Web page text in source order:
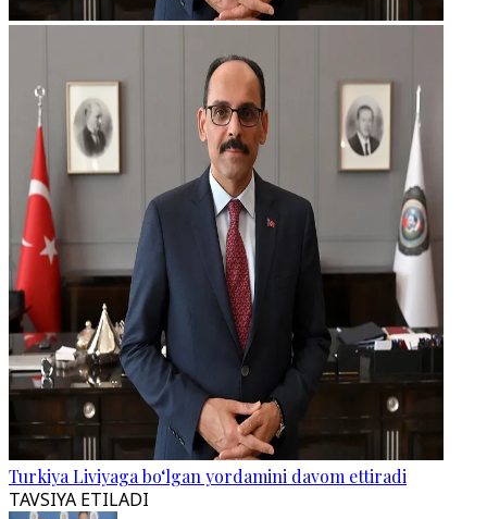
Turkiya Liviyaga bo‘lgan yordamini davom ettiradi
TAVSIYA ETILADI